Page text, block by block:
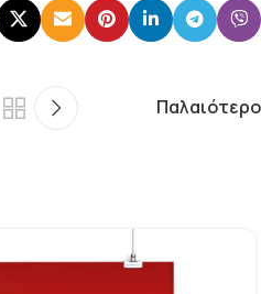
Παλαιότερο